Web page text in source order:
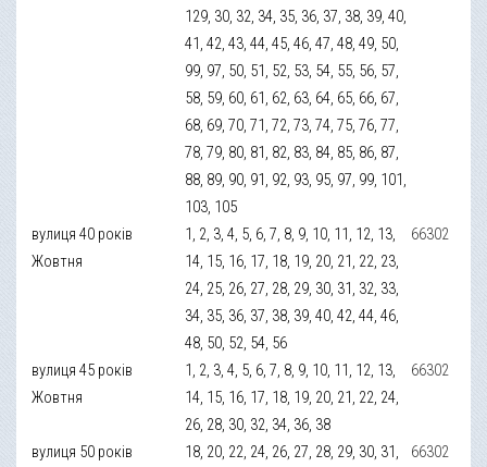
129, 30, 32, 34, 35, 36, 37, 38, 39, 40,
41, 42, 43, 44, 45, 46, 47, 48, 49, 50,
99, 97, 50, 51, 52, 53, 54, 55, 56, 57,
58, 59, 60, 61, 62, 63, 64, 65, 66, 67,
68, 69, 70, 71, 72, 73, 74, 75, 76, 77,
78, 79, 80, 81, 82, 83, 84, 85, 86, 87,
88, 89, 90, 91, 92, 93, 95, 97, 99, 101,
103, 105
вулиця 40 років
Жовтня
1, 2, 3, 4, 5, 6, 7, 8, 9, 10, 11, 12, 13,
14, 15, 16, 17, 18, 19, 20, 21, 22, 23,
24, 25, 26, 27, 28, 29, 30, 31, 32, 33,
34, 35, 36, 37, 38, 39, 40, 42, 44, 46,
48, 50, 52, 54, 56
66302
вулиця 45 років
Жовтня
1, 2, 3, 4, 5, 6, 7, 8, 9, 10, 11, 12, 13,
14, 15, 16, 17, 18, 19, 20, 21, 22, 24,
26, 28, 30, 32, 34, 36, 38
66302
вулиця 50 років
18, 20, 22, 24, 26, 27, 28, 29, 30, 31,
66302